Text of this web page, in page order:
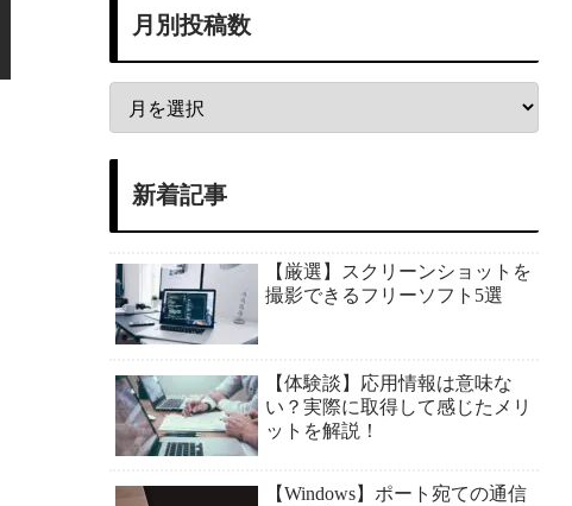
月別投稿数
新着記事
【厳選】スクリーンショットを
撮影できるフリーソフト5選
【体験談】応用情報は意味な
い？実際に取得して感じたメリ
ットを解説！
【Windows】ポート宛ての通信